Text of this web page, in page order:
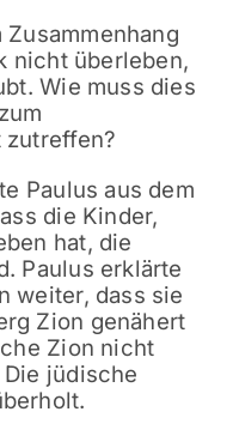
nicht überleben,
Wie muss dies
Paulus aus dem
die Kinder,
hat, die
Paulus erklärte
weiter, dass sie
Zion genähert
Zion nicht
jüdische